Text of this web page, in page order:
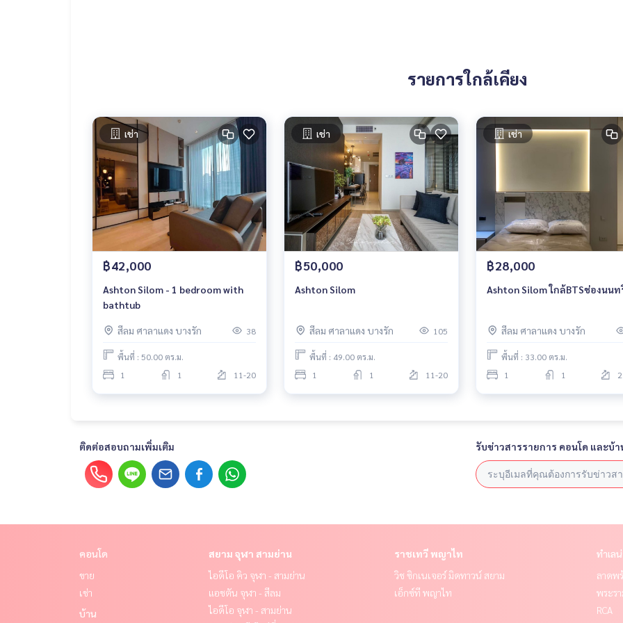
รายการใกล้เคียง
เช่า
฿42,000
Ashton Silom - 1 bedroom with
bathtub
สีลม ศาลาแดง บางรัก 38
พื้นที่ : 50.00 ตร.ม.
1
1 11-20
เช่า
฿50,000
Ashton Silom
สีลม ศาลาแดง บางรัก 105
พื้นที่ : 49.00 ตร.ม.
1
1 11-20
เช่า
฿28,000
Ashton Silom ใกล้BTSช่องนนท
สีลม ศาลาแดง บางรัก
พื้นที่ : 33.00 ตร.ม.
1
1
ติดต่อสอบถามเพิ่มเติม รับข่าวสารรายการ คอนโด และบ้า
คอนโด
ขาย
เช่า
บ้าน
สยาม จุฬา สามย่าน
ไอดีโอ คิว จุฬา - สามย่าน
แอชตัน จุฬา - สีลม
ไอดีโอ จุฬา - สามย่าน
ราชเทวี พญาไท
วิช ซิกเนเจอร์ มิดทาวน์ สยาม
เอ็กซ์ที พญาไท
ทำเล
ลาดพ
พระร
RCA